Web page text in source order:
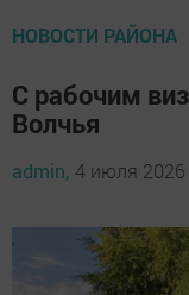
НОВОСТИ РАЙОНА
С рабочим
Волчья
admin, 4 июля 2026